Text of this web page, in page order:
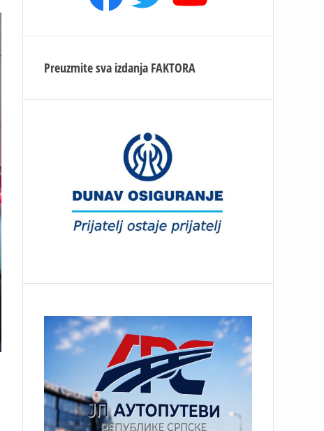
Preuzmite sva izdanja FAKTORA